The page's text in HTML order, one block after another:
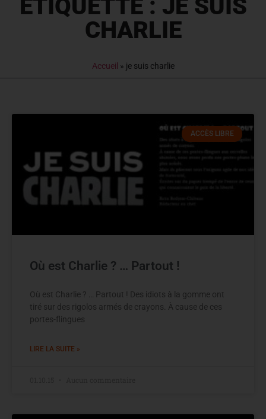
ÉTIQUETTE : JE SUIS
CHARLIE
Accueil » je suis charlie
ACCÈS LIBRE
Où est Charlie ? … Partout !
Où est Charlie ? … Partout ! Des idiots à la gomme ont
tiré sur des rigolos armés de crayons. À cause de ces
portes-flingues
LIRE LA SUITE »